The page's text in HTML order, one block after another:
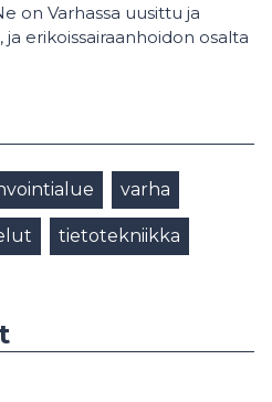
on Varhassa uusittu ja
erikoissairaanhoidon osalta
varha
tietotekniikka